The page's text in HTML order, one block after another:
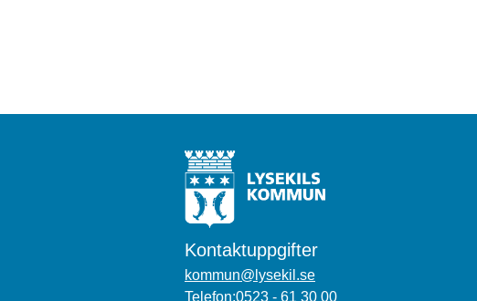
Kontaktuppgifter
kommun@lysekil.se
Telefon:0523 - 61 30 00